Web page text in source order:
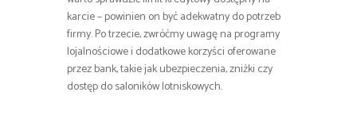
karcie – powinien on być adekwatny do potrzeb
firmy. Po trzecie, zwróćmy uwagę na programy
lojalnościowe i dodatkowe korzyści oferowane
przez bank, takie jak ubezpieczenia, zniżki czy
dostęp do saloników lotniskowych.